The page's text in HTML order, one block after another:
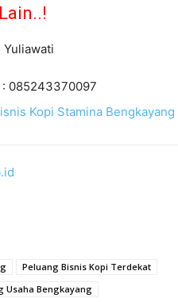
Lain..!
: 085243370097
Peluang Bisnis Kopi Terdekat
Usaha Bengkayang